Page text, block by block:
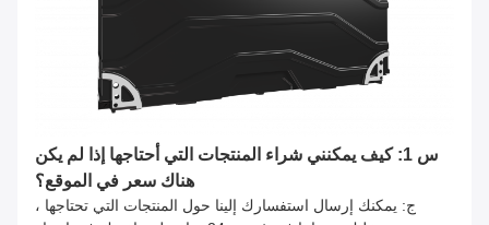
س 1: كيف يمكنني شراء المنتجات التي أحتاجها إذا لم يكن
هناك سعر في الموقع؟
ج: يمكنك إرسال استفسارك إلينا حول المنتجات التي تحتاجها ،